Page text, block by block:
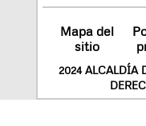
Mapa del
sitio
2024 ALCALDÍA